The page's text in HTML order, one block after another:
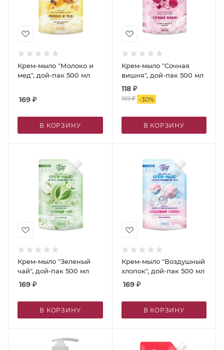
Крем-мыло "Молоко и
мед", дой-пак 500 мл
169 ₽
В КОРЗИНУ
Крем-мыло "Сочная
вишня", дой-пак 500 мл
118₽
169₽ -30%
В КОРЗИНУ
Крем-мыло "Зеленый
чай", дой-пак 500 мл
169 ₽
В КОРЗИНУ
Крем-мыло "Воздушный
хлопок", дой-пак 500 мл
169₽
В КОРЗИНУ